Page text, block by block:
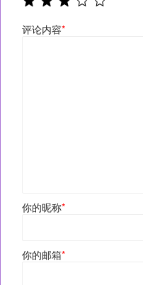
评论内容*
你的昵称*
你的邮箱*